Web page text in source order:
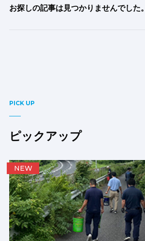
お探しの記事は見つかりませんでした。
PICK UP
ピックアップ
NEW